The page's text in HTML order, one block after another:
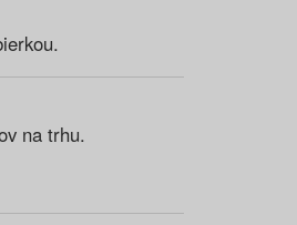
na trhu.